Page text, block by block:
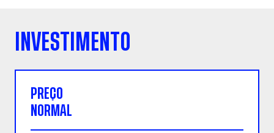
INVESTIMENTO
PREÇO
NORMAL